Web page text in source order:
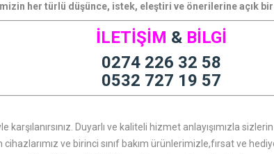
her türlü düşünce, istek, eleştiri ve önerilerine açık
İLETİŞİM & BİLGİ
0274 226 32 58
0532 727 19 57
Duyarlı ve kaliteli hizmet anlayışımızla
ve birinci sınıf bakım ürünlerimizle,fırsat ve